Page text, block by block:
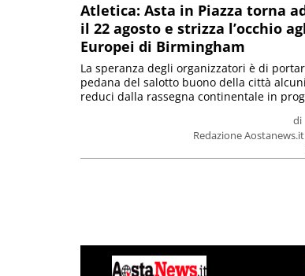
Atletica: Asta in Piazza torna
il 22 agosto e strizza l’occhio
Europei di Birmingham
di
Redazione Aostanews.it
La speranza degli organizzatori è di
pedana del salotto buono della città
reduci dalla rassegna continentale in